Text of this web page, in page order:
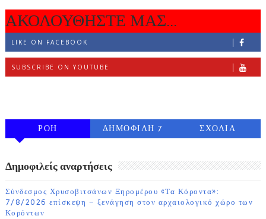
ΑΚΟΛΟΥΘΗΣΤΕ ΜΑΣ...
LIKE ON FACEBOOK
SUBSCRIBE ON YOUTUBE
ΡΟΗ
ΔΗΜΟΦΙΛΗ 7
ΣΧΟΛΙΑ
Δημοφιλείς αναρτήσεις
Σύνδεσμος Χρυσοβιτσάνων Ξηρομέρου «Τα Κόροντα»:
7/8/2026 επίσκεψη – ξενάγηση στον αρχαιολογικό χώρο των
Κορόντων